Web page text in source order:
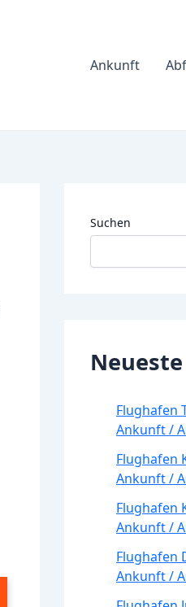
Ankunft
Suchen
Flughafen
Ankunft /
Flughafen
Ankunft /
Flughafen
Ankunft /
Flughafen
Ankunft /